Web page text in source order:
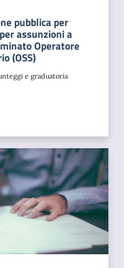
pubblica per
assunzioni a
Operatore
(OSS)
e graduatoria